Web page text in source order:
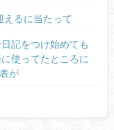
えるに当たって
記をつけ始めても
使ってたところに
が